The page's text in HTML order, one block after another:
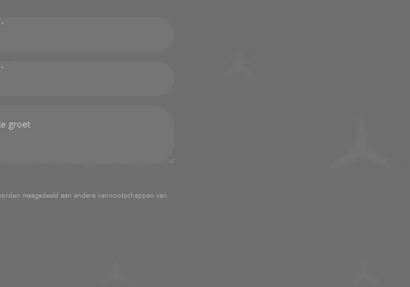
meegedeeld aan andere vennootschappen van